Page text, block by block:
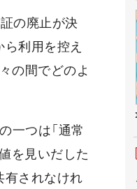
の廃止が決
利用を控え
の間でどのよ
一つは「通常
を見いだした
有されなけれ